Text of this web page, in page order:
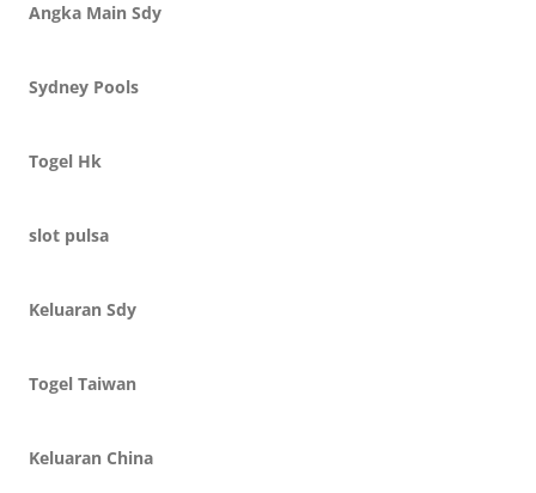
Angka Main Sdy
Sydney Pools
Togel Hk
slot pulsa
Keluaran Sdy
Togel Taiwan
Keluaran China